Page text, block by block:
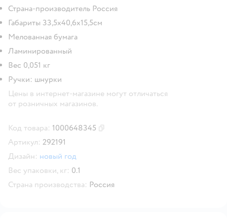
Страна-производитель Россия
Габариты 33,5x40,6x15,5см
Мелованная бумага
Ламинированный
Вес 0,051 кг
Ручки: шнурки
Цены в интернет-магазине могут отличаться
от розничных магазинов.
Код товара: 1000648345
Артикул: 292191
Дизайн: новый год
Вес упаковки, кг: 0.1
Страна производства: Россия